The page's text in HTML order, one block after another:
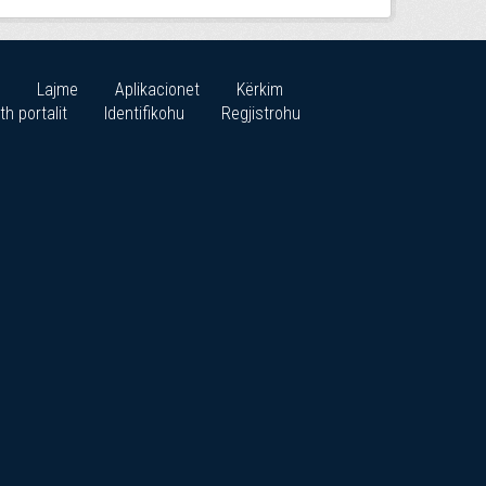
Lajme Aplikacionet
Kërkim
portalit
Identifikohu Regjistrohu